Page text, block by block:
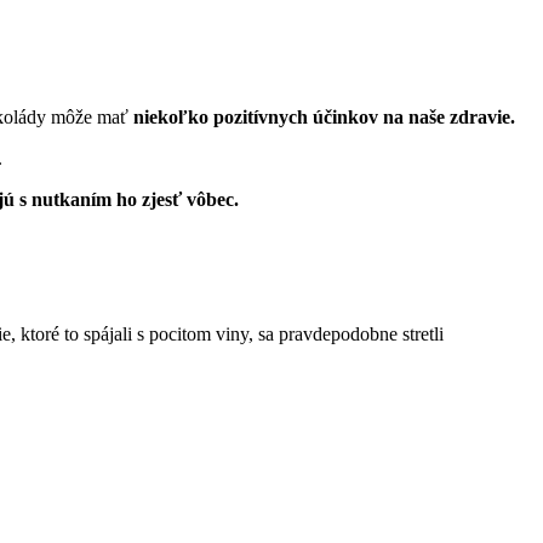
môže mať niekoľko pozitívnych účinkov na naše zdravie.
s nutkaním ho zjesť vôbec.
ktoré to spájali s pocitom viny, sa pravdepodobne stretli